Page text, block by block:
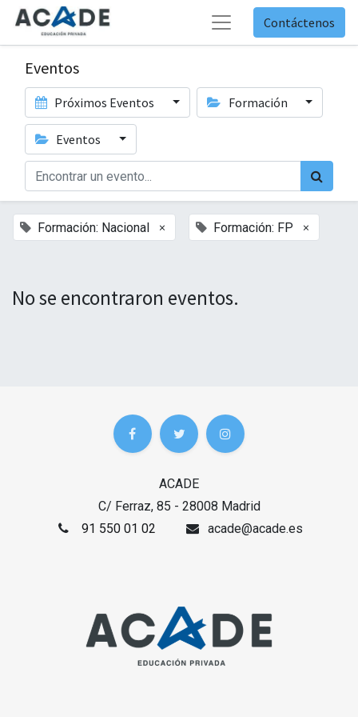
Contáctenos
Eventos
Próximos Eventos Formación
Eventos
Formación: Nacional × Formación: FP ×
No se encontraron eventos.
ACADE
C/ Ferraz, 85 - 28008 Madrid
91 550 01 02
acade@acade.es